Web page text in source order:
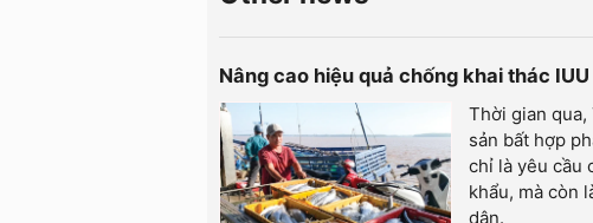
Nâng cao hiệu quả chống khai thác IUU
Thời gian qua,
sản bất hợp
chỉ là yêu cầu
khẩu, mà còn
dân.